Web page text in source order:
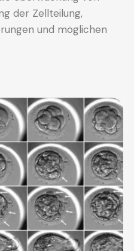
der Zellteilung,
und möglichen